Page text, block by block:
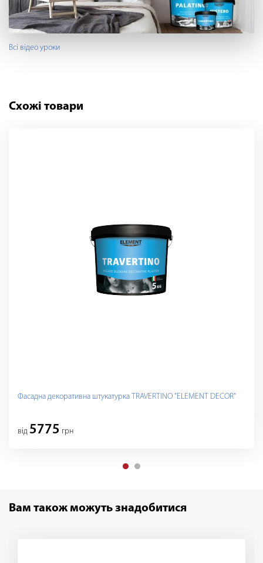
Всі відео уроки
Схожі товари
Фасадна декоративна штукатурка TRAVERTINO "ELEMENT DECOR"
вiд 5775 грн
Вам також можуть знадобитися